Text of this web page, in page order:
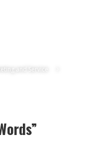
and Service